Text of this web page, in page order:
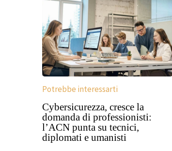
Potrebbe interessarti
Cybersicurezza, cresce la
domanda di professionisti:
l’ACN punta su tecnici,
diplomati e umanisti